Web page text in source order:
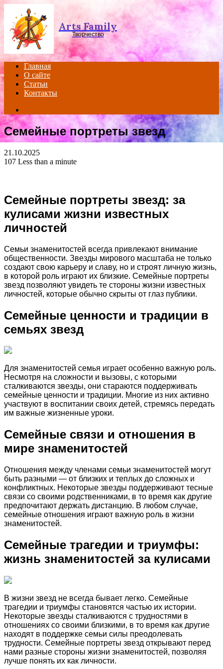
Arts Family
Творчество
Главная
О сайте
Статьи
Контакты
for
Семейные портреты звезд
21.10.2025
107 Less than a minute
Семейные портреты звезд: за
кулисами жизни известных
личностей
Семьи знаменитостей всегда привлекают внимание
общественности. Звезды мирового масштаба не только
создают свою карьеру и славу, но и строят личную жизнь,
в которой роль играют их близкие. Семейные портреты
звезд позволяют увидеть те стороны жизни известных
личностей, которые обычно скрыты от глаз публики.
Семейные ценности и традиции в
семьях звезд
Для знаменитостей семья играет особенно важную роль.
Несмотря на сложности и вызовы, с которыми
сталкиваются звезды, они стараются поддерживать
семейные ценности и традиции. Многие из них активно
участвуют в воспитании своих детей, стремясь передать
им важные жизненные уроки.
Семейные связи и отношения в
мире знаменитостей
Отношения между членами семьи знаменитостей могут
быть разными — от близких и теплых до сложных и
конфликтных. Некоторые звезды поддерживают тесные
связи со своими родственниками, в то время как другие
предпочитают держать дистанцию. В любом случае,
семейные отношения играют важную роль в жизни
знаменитостей.
Семейные трагедии и триумфы:
жизнь знаменитостей за кулисами
В жизни звезд не всегда бывает легко. Семейные
трагедии и триумфы становятся частью их истории.
Некоторые звезды сталкиваются с трудностями в
отношениях со своими близкими, в то время как другие
находят в поддержке семьи силы преодолевать
трудности. Семейные портреты звезд открывают перед
нами разные стороны жизни знаменитостей, позволяя
лучше понять их как личности.